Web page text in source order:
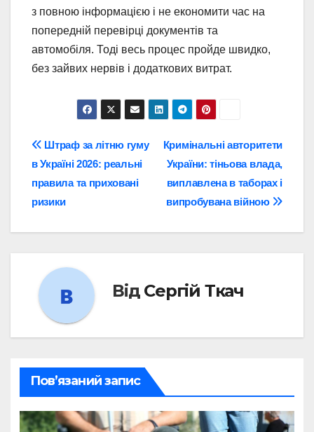
з повною інформацією і не економити час на
попередній перевірці документів та
автомобіля. Тоді весь процес пройде швидко,
без зайвих нервів і додаткових витрат.
Навігація
записів
Кримінальні авторитети
України: тіньова влада,
виплавлена в таборах і
випробувана війною
Штраф за літню гуму
в Україні 2026: реальні
правила та приховані
ризики
Від Сергій Ткач
Пов’язаний запис